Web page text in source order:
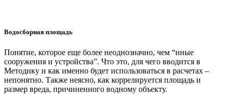
Водосборная площадь
Понятие, которое еще более неоднозначно, чем “иные
сооружения и устройства”. Что это, для чего вводится в
Методику и как именно будет использоваться в расчетах –
непонятно. Также неясно, как коррелируется площадь и
размер вреда, причиненного водному объекту.